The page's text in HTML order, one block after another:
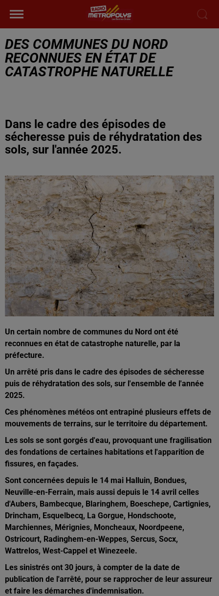
DES COMMUNES DU NORD
RECONNUES EN ÉTAT DE
CATASTROPHE NATURELLE
Dans le cadre des épisodes de
sécheresse puis de réhydratation des
sols, sur l'année 2025.
Un certain nombre de communes du Nord ont été
reconnues en état de catastrophe naturelle, par la
préfecture.
Un arrêté pris dans le cadre des épisodes de sécheresse
puis de réhydratation des sols, sur l'ensemble de l'année
2025.
Ces phénomènes météos ont entrapiné plusieurs effets de
mouvements de terrains, sur le territoire du département.
Les sols se sont gorgés d'eau, provoquant une fragilisation
des fondations de certaines habitations et l'apparition de
fissures, en façades.
Sont concernées depuis le 14 mai Halluin, Bondues,
Neuville-en-Ferrain, mais aussi depuis le 14 avril celles
d'Aubers, Bambecque, Blaringhem, Boeschepe, Cartignies,
Drincham, Esquelbecq, La Gorgue, Hondschoote,
Marchiennes, Mérignies, Moncheaux, Noordpeene,
Ostricourt, Radinghem-en-Weppes, Sercus, Socx,
Wattrelos, West-Cappel et Winezeele.
Les sinistrés ont 30 jours, à compter de la date de
publication de l'arrêté, pour se rapprocher de leur assureur
et faire les démarches d'indemnisation.